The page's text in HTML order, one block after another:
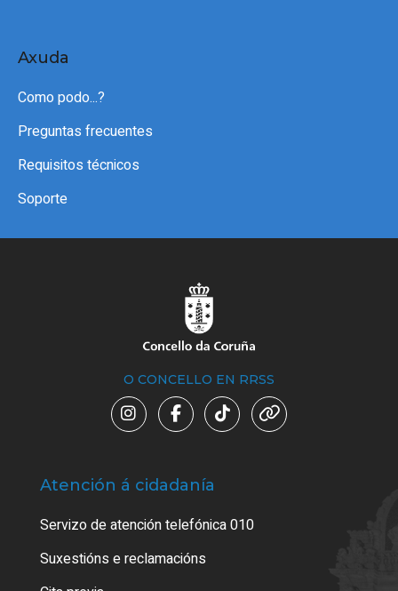
Axuda
Como podo...?
Preguntas frecuentes
Requisitos técnicos
Soporte
O CONCELLO EN RRSS
Atención á cidadanía
Servizo de atención telefónica 010
Suxestións e reclamacións